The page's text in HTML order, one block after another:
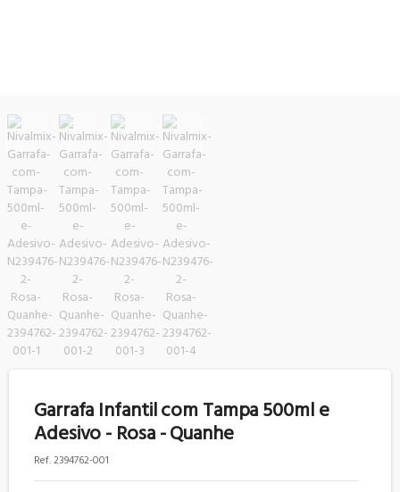
Garrafa Infantil com Tampa 500ml e
Adesivo - Rosa - Quanhe
2394762-001